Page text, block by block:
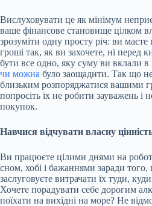
Вислуховувати це як мінімум
ваше фінансове становище цілком
зрозуміти одну просту річ: ви маєте
гроші так, як ви захочете, ні перед
бути все одно, яку суму ви вклали в
чи можна було заощадити. Так що
близьким розпоряджатися вашими
попросіть їх не робити зауважень і
покупок.
Навчися відчувати власну
Ви працюєте цілими днями на
сном, хобі і бажаннями заради
заслуговуєте витрачати їх туди,
Хочете порадувати себе дорогим
поїхати на вихідні на море? Не